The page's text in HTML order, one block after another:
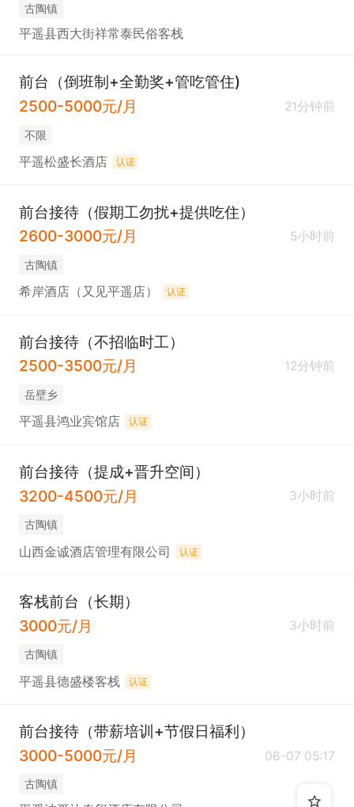
古陶镇
平遥县西大街祥常泰民俗客栈
前台（倒班制+全勤奖+管吃管住)
2500-5000元/月
21分钟前
不限
平遥松盛长酒店 认证
前台接待（假期工勿扰+提供吃住）
2600-3000元/月
5小时前
古陶镇
希岸酒店（又见平遥店） 认证
前台接待（不招临时工）
2500-3500元/月
12分钟前
岳壁乡
平遥县鸿业宾馆店 认证
前台接待（提成+晋升空间）
3200-4500元/月
3小时前
古陶镇
山西金诚酒店管理有限公司 认证
客栈前台（长期）
3000元/月
3小时前
古陶镇
平遥县德盛楼客栈 认证
前台接待（带薪培训+节假日福利）
3000-5000元/月
06-07 05:17
古陶镇